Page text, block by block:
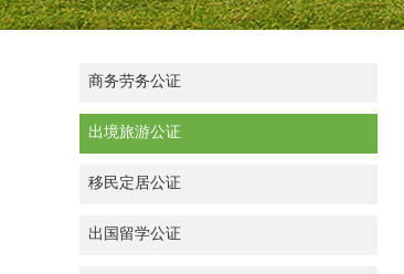
商务劳务公证
出境旅游公证
移民定居公证
出国留学公证